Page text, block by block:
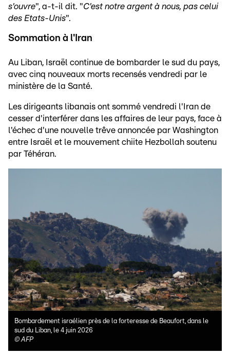
s'ouvre", a-t-il dit. "C'est notre argent à nous, pas celui
des Etats-Unis".
Sommation à l'Iran
Au Liban, Israël continue de bombarder le sud du pays,
avec cinq nouveaux morts recensés vendredi par le
ministère de la Santé.
Les dirigeants libanais ont sommé vendredi l'Iran de
cesser d'interférer dans les affaires de leur pays, face à
l'échec d'une nouvelle trêve annoncée par Washington
entre Israël et le mouvement chiite Hezbollah soutenu
par Téhéran.
Bombardement israélien près de la forteresse de Beaufort, dans le
sud du Liban, le 4 juin 2026
©AFP